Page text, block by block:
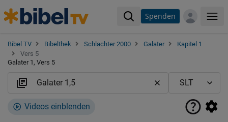
Spenden
Bibel TV Bibelthek Schlachter 2000 Galater
Kapitel 1
Vers 5
Galater 1, Vers 5
Videos einblenden